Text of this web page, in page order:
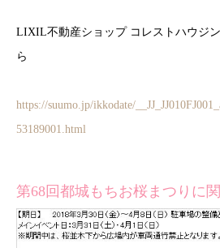
LIXIL不動産ショップ コレストハウジ
ら
https://suumo.jp/ikkodate/
53189001.html
第68回都城もちお桜まつりに